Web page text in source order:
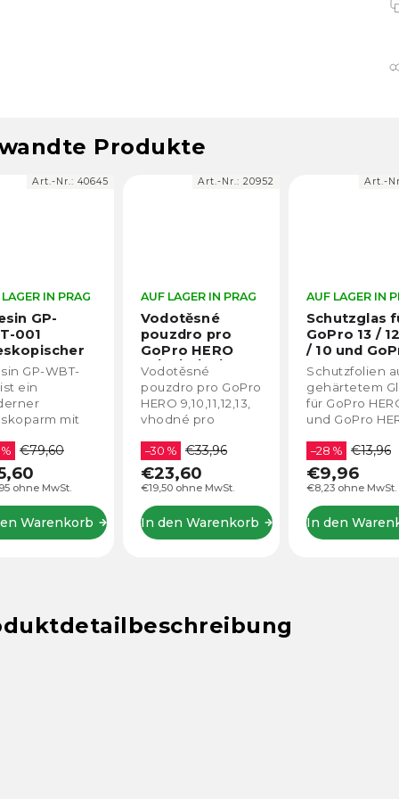
Produkte
GP-
001
Stick mit
HERO
/ 10 / 11 / 12
Max
IN PRAG
ohne MwSt.
€79,60
Warenkorb
GP-WBT-
ein
mit
Art und
– unter
und an
Art.-Nr.: 40645
Vodotěsné
pouzdro pro
GoPro HERO
13/12/11/10/9
AUF LAGER IN PRAG
€19,50 ohne MwSt.
–30 % €33,96
€23,60
In den Warenkorb
Vodotěsné
pouzdro pro GoPro
HERO 9,10,11,12,13,
vhodné pro
hloubky 60 metrů.
Art.-Nr.: 20952
Schutzglas
GoPro 13 / 12
/ 10 und
AUF LAGER IN
€8,23 ohne MwSt.
–28 % €13,96
€9,96
In den
Schutzfolien
gehärtetem
für GoPro
und GoPro
GoPro HERO 12,
GoPro HERO 13.
Art.-